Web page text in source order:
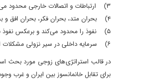
۳) ارتباطات و اتصالات خارجی محدود می‌شود،
۴) بحران متد، بحران فکر، بحران افق و بحران منابع شکل می‌گیرد،
۵) نفوذ را محدود می‌کند و برعکس نفوذ بیگانه تسهیل می‌شود،
۶) سرمایه داخلی در سیر نزولی مشکلات اقتصادی را تشدید می‌کند، و...
برای تقابل خانمانسوز بین ایران و غرب